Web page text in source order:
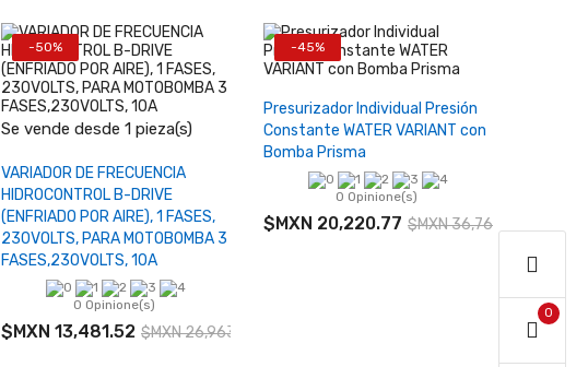
-50%
Se vende desde 1 pieza(s)
− +
Añadir al carrito
VARIADOR DE FRECUENCIA
HIDROCONTROL B-DRIVE
(ENFRIADO POR AIRE), 1 FASES,
230VOLTS, PARA MOTOBOMBA 3
FASES,230VOLTS, 10A
0 Opinione(s)
$MXN 13,481.52 $MXN 26,963.04
-45%
Presurizador Individual Presión
Constante WATER VARIANT con
Bomba Prisma
0 Opinione(s)
$MXN 20,220.77 $MXN 36,765.04
0